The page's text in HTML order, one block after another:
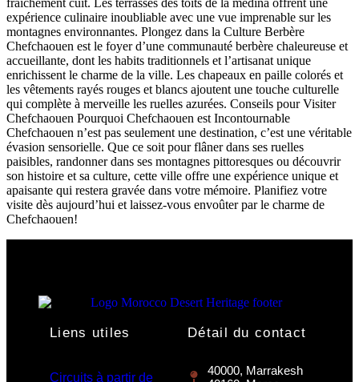
fraîchement cuit. Les terrasses des toits de la médina offrent une
expérience culinaire inoubliable avec une vue imprenable sur les
montagnes environnantes. Plongez dans la Culture Berbère
Chefchaouen est le foyer d’une communauté berbère chaleureuse et
accueillante, dont les habits traditionnels et l’artisanat unique
enrichissent le charme de la ville. Les chapeaux en paille colorés et
les vêtements rayés rouges et blancs ajoutent une touche culturelle
qui complète à merveille les ruelles azurées. Conseils pour Visiter
Chefchaouen Pourquoi Chefchaouen est Incontournable
Chefchaouen n’est pas seulement une destination, c’est une véritable
évasion sensorielle. Que ce soit pour flâner dans ses ruelles
paisibles, randonner dans ses montagnes pittoresques ou découvrir
son histoire et sa culture, cette ville offre une expérience unique et
apaisante qui restera gravée dans votre mémoire. Planifiez votre
visite dès aujourd’hui et laissez-vous envoûter par le charme de
Chefchaouen!
Liens utiles
Circuits à partir de
Détail du contact
40000, Marrakesh